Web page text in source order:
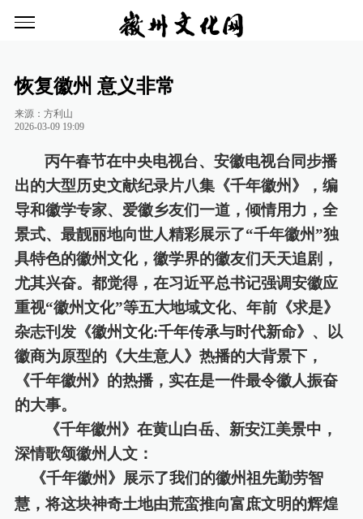
恢复徽州 意义非常
来源：方利山
2026-03-09 19:09
丙午春节在中央电视台、安徽电视台同步播
出的大型历史文献纪录片八集《千年徽州》，编
导和徽学专家、爱徽乡友们一道，倾情用力，全
景式、最靓丽地向世人精彩展示了“千年徽州”独
具特色的徽州文化，徽学界的徽友们天天追剧，
尤其兴奋。都觉得，在习近平总书记强调安徽应
重视“徽州文化”等五大地域文化、年前《求是》
杂志刊发《徽州文化:千年传承与时代新命》、以
徽商为原型的《大生意人》热播的大背景下，
《千年徽州》的热播，实在是一件最令徽人振奋
的大事。
《千年徽州》在黄山白岳、新安江美景中，
深情歌颂徽州人文：
《千年徽州》展示了我们的徽州祖先勤劳智
慧，将这块神奇土地由荒蛮推向富庶文明的辉煌